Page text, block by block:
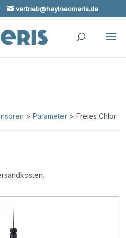
vertrieb@heylneomeris.de
>Parameter > Freies Chlor